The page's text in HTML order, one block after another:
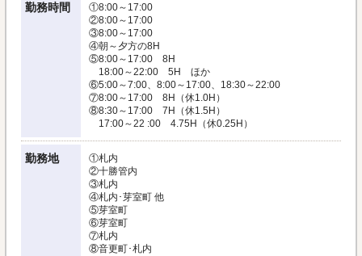
勤務時間
①8:00～17:00
②8:00～17:00
③8:00～17:00
④朝～夕方の8H
⑤8:00～17:00 8H
18:00～22:00 5H ほか
⑥5:00～7:00、8:00～17:00、18:30～22:00
⑦8:00～17:00 8H（休1.0H）
⑧8:30～17:00 7H（休1.5H）
17:00～22 :00 4.75H（休0.25H）
勤務地
①札内
②十勝管内
③札内
④札内･芽室町 他
⑤芽室町
⑥芽室町
⑦札内
⑧音更町･札内